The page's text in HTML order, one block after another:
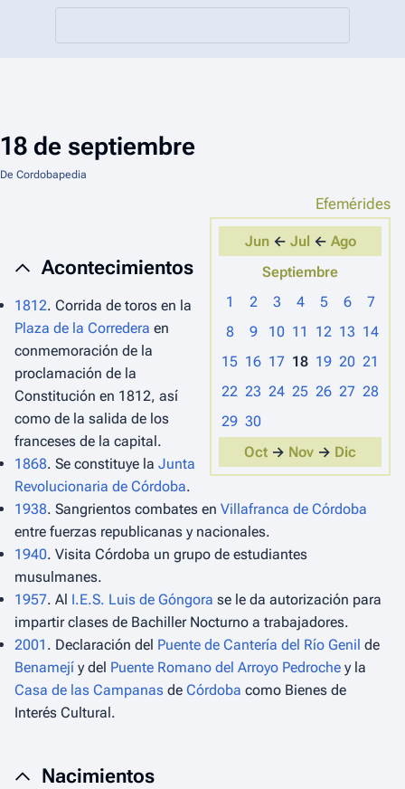
18 de septiembre
De Cordobapedia
Efemérides
Jun← Jul ← Ago
Septiembre
1
2 3 4 5 6
7
8
9 10 11 12 13 14
15 16 17 18 19 20 21
22 23 24 25 26 27 28
29 30
Oct → Nov → Dic
Acontecimientos
1812. Corrida de toros en la
Plaza de la Corredera en
conmemoración de la
proclamación de la
Constitución en 1812, así
como de la salida de los
franceses de la capital.
1868. Se constituye la Junta
Revolucionaria de Córdoba.
1938. Sangrientos combates en Villafranca de Córdoba
entre fuerzas republicanas y nacionales.
1940. Visita Córdoba un grupo de estudiantes
musulmanes.
1957. Al I.E.S. Luis de Góngora se le da autorización para
impartir clases de Bachiller Nocturno a trabajadores.
2001 . Declaración del Puente de Cantería del Río Genil de
Benamejí y del Puente Romano del Arroyo Pedroche y la
Casa de las Campanas de Córdoba como Bienes de
Interés Cultural.
Nacimientos